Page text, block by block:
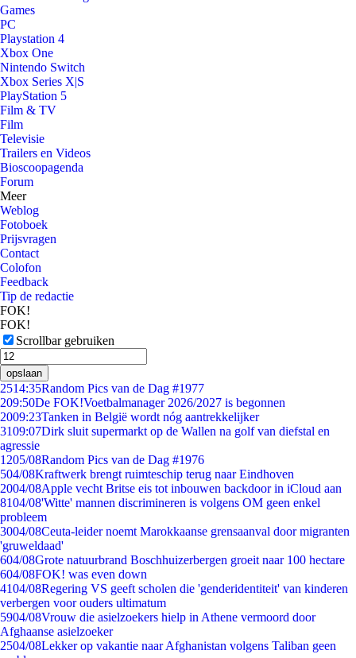
Games
PC
Playstation 4
Xbox One
Nintendo Switch
Xbox Series X|S
PlayStation 5
Film & TV
Film
Televisie
Trailers en Videos
Bioscoopagenda
Forum
Meer
Weblog
Fotoboek
Prijsvragen
Contact
Colofon
Feedback
Tip de redactie
FOK!
FOK!
Scrollbar gebruiken
opslaan
2514:35Random Pics van de Dag #1977
209:50De FOK!Voetbalmanager 2026/2027 is begonnen
2009:23Tanken in België wordt nóg aantrekkelijker
3109:07Dirk sluit supermarkt op de Wallen na golf van diefstal en
agressie
1205/08Random Pics van de Dag #1976
504/08Kraftwerk brengt ruimteschip terug naar Eindhoven
2004/08Apple vecht Britse eis tot inbouwen backdoor in iCloud aan
8104/08'Witte' mannen discrimineren is volgens OM geen enkel
probleem
3004/08Ceuta-leider noemt Marokkaanse grensaanval door migranten
'gruweldaad'
604/08Grote natuurbrand Boschhuizerbergen groeit naar 100 hectare
604/08FOK! was even down
4104/08Regering VS geeft scholen die 'genderidentiteit' van kinderen
verbergen voor ouders ultimatum
5904/08Vrouw die asielzoekers hielp in Athene vermoord door
Afghaanse asielzoeker
2504/08Lekker op vakantie naar Afghanistan volgens Taliban geen